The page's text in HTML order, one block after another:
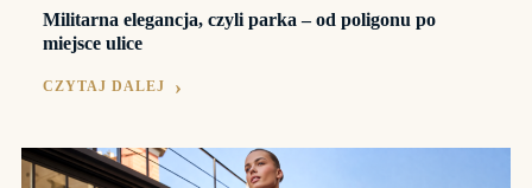
Militarna elegancja, czyli parka – od poligonu po
miejsce ulice
CZYTAJ DALEJ